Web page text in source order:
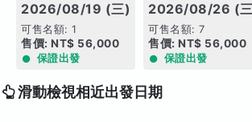
2026/08/19 (三)
可售名額: 1
售價: NT$ 56,000
保證出發
2026/08/26 (
可售名額: 7
售價: NT$ 56,000
保證出發
滑動檢視相近出發日期